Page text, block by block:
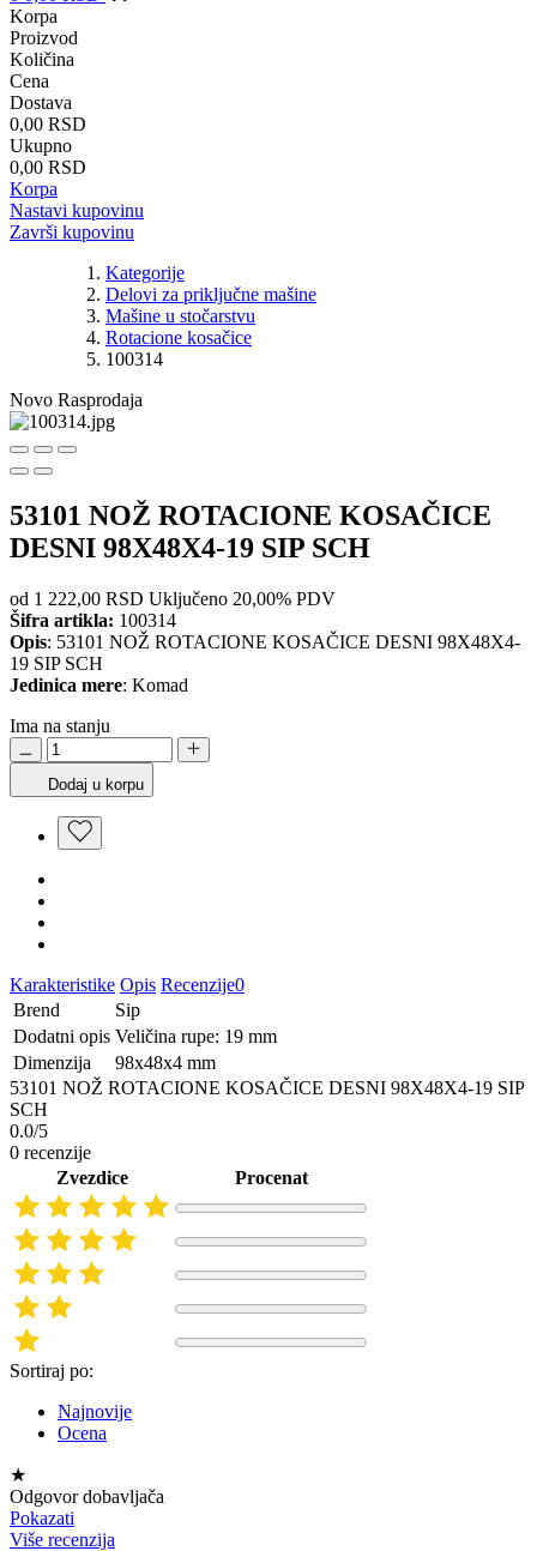
Korpa
Proizvod
Količina
Cena
Dostava
0,00 RSD
Ukupno
0,00 RSD
Korpa
Nastavi kupovinu
Završi kupovinu
Kategorije
Delovi za priključne mašine
Mašine u stočarstvu
Rotacione kosačice
100314
Novo Rasprodaja
53101 NOŽ ROTACIONE KOSAČICE
DESNI 98X48X4-19 SIP SCH
od 1 222,00 RSD Uključeno 20,00% PDV
Šifra artikla: 100314
Opis: 53101 NOŽ ROTACIONE KOSAČICE DESNI 98X48X4-
19 SIP SCH
Jedinica mere: Komad
Ima na stanju
Dodaj u korpu
Karakteristike Opis Recenzije0
Brend
Sip
Dodatni opis Veličina rupe: 19 mm
Dimenzija
98x48x4 mm
53101 NOŽ ROTACIONE KOSAČICE DESNI 98X48X4-19 SIP
SCH
0.0/5
0 recenzije
Zvezdice
Procenat
Sortiraj po:
Najnovije
Ocena
★
Odgovor dobavljača
Pokazati
Više recenzija